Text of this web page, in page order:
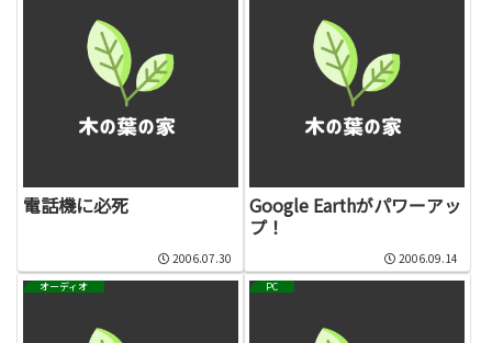
電話機に必死
2006.07.30
Google Earthがパワーアッ
プ！
2006.09.14
オーディオ PC